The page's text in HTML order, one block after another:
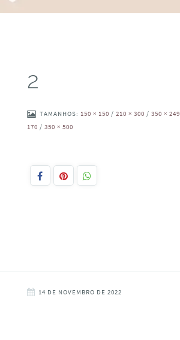
2
TAMANHOS: 150 × 150 / 210 × 300 / 350 × 249
170 / 350 × 500
14 DE NOVEMBRO DE 2022